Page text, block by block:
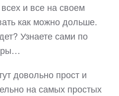
и все на своем
как можно дольше.
Узнаете сами по
довольно прост и
на самых простых